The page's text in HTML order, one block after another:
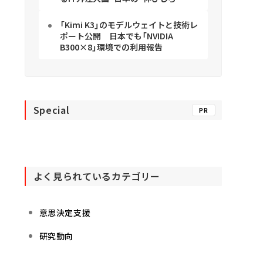
「Kimi K3」のモデルウェイトと技術レ
ポート公開 日本でも「NVIDIA
B300×8」環境での利用報告
Special PR
よく見られているカテゴリー
意思決定支援
研究動向